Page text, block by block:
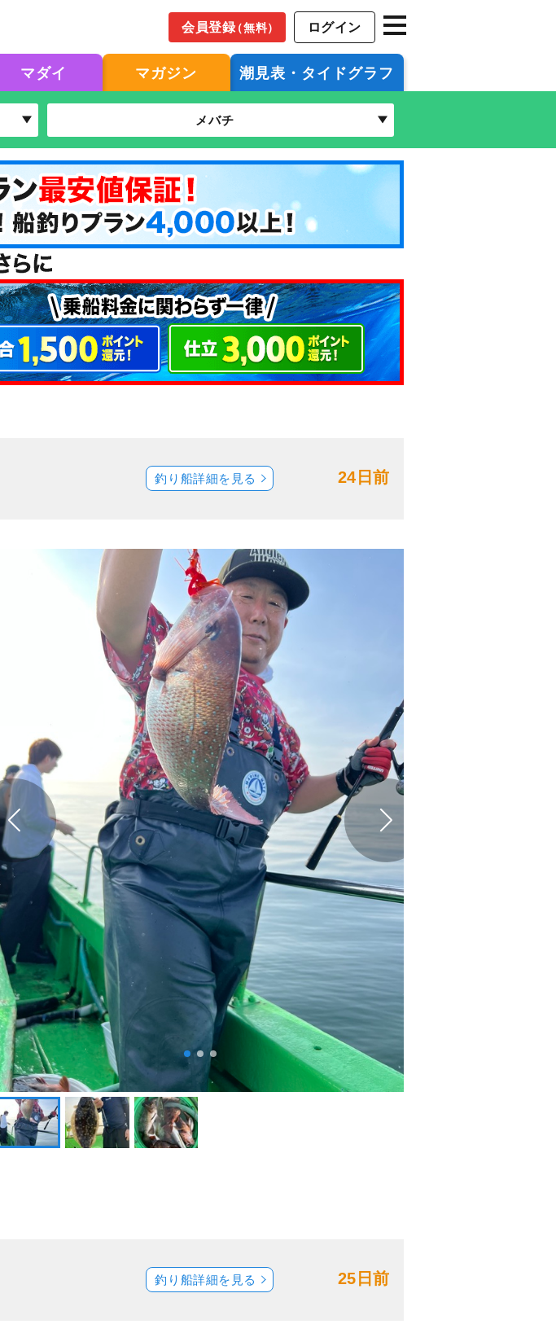
会員登録（無料） ログイン
マダイ マガジン 潮見表・タイドグラフ
メバチ
24日前
釣り船詳細を見る
25日前
釣り船詳細を見る